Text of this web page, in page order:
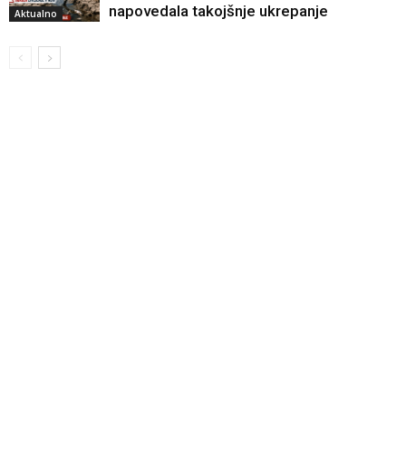
Aktualno
napovedala takojšnje ukrepanje